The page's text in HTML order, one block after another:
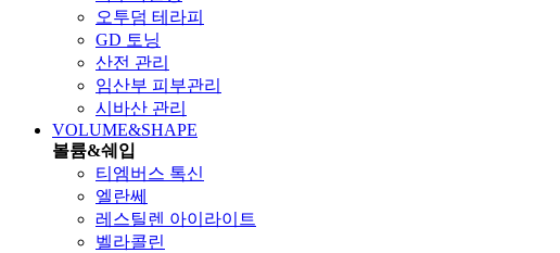
오투덤 테라피
GD 토닝
산전 관리
임산부 피부관리
시바산 관리
VOLUME&SHAPE
볼륨&쉐입
티엠버스 톡신
엘란쎄
레스틸렌 아이라이트
벨라콜린